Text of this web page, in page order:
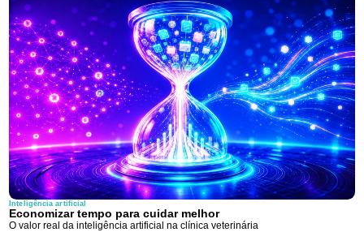
Inteligência artificial
Economizar tempo para cuidar melhor
O valor real da inteligência artificial na clínica veterinária